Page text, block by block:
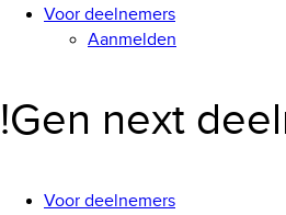
Voor deelnemers
Aanmelden
!Gen next
Voor deelnemers